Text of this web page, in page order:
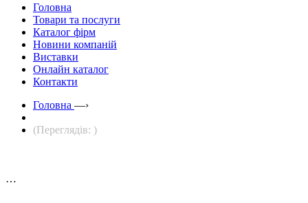
Головна
Товари та послуги
Каталог фірм
Новини компаній
Виставки
Онлайн каталог
Контакти
Головна —›
(Переглядів: )
…